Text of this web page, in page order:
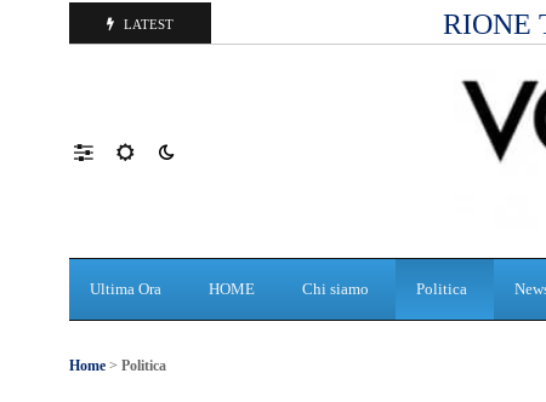
LATEST RIONE
Ultima Ora HOME Chi siamo Politica
Home > Politica